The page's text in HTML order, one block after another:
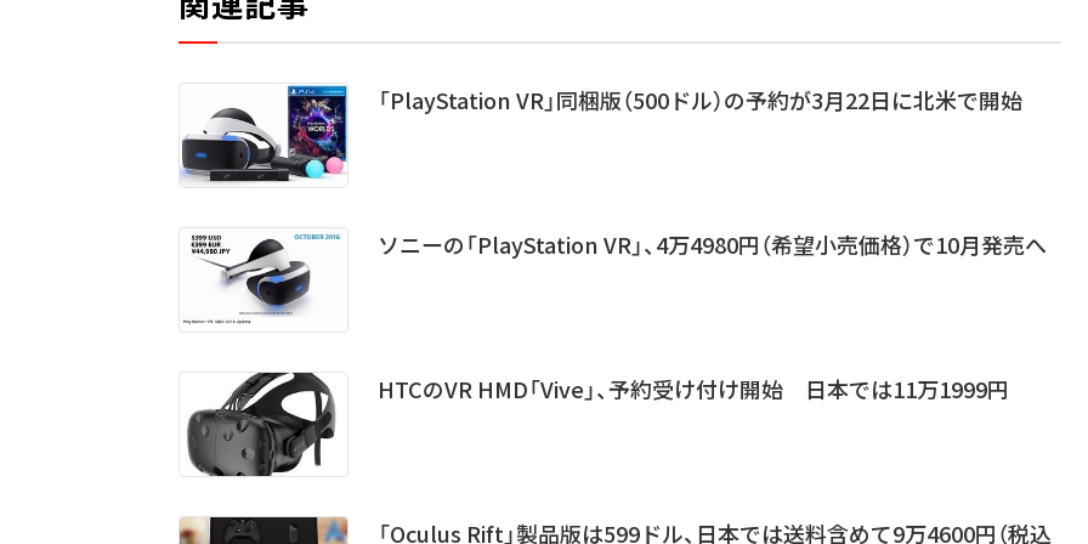
「PlayStation VR」同梱版（500ドル）の予約が3月22日に北米で開始
ソニーの「PlayStation VR」、4万4980円（希望小売価格）で10月発売へ
HTCのVR HMD「Vive」、予約受け付け開始 日本では11万1999円
「Oculus Rift」製品版は599ドル、日本では送料含めて9万4600円（税込